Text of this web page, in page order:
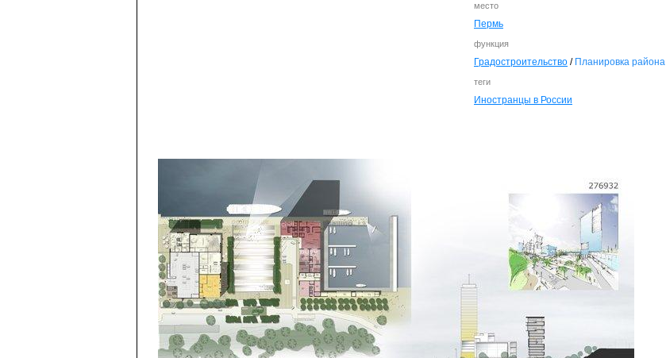
место
Пермь
функция
Градостроительство / Планировка района
теги
Иностранцы в России